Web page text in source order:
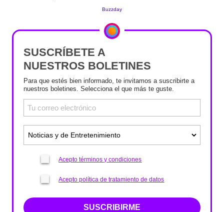
SUSCRÍBETE A
NUESTROS BOLETINES
Para que estés bien informado, te invitamos a suscribirte a
nuestros boletines. Selecciona el que más te guste.
Acepto términos y condiciones
Acepto política de tratamiento de datos
SUSCRIBIRME